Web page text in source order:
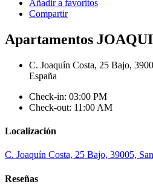
Añadir a favoritos
Compartir
Apartamentos
C. Joaquín Costa, 25 Bajo,
España
Check-in: 03:00 PM
Check-out: 11:00 AM
Localización
C. Joaquín Costa, 25 Bajo, 39005,
Reseñas